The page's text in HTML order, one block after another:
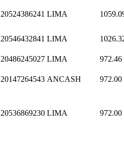
20524386241 LIMA
20546432841 LIMA
20486245027 LIMA 972.46
20147264543 ANCASH 972.00
20536869230 LIMA 972.00